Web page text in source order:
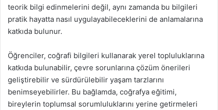
teorik bilgi edinmelerini değil, aynı zamanda bu bilgileri
pratik hayatta nasıl uygulayabileceklerini de anlamalarına
katkıda bulunur.
Öğrenciler, coğrafi bilgileri kullanarak yerel topluluklarına
katkıda bulunabilir, çevre sorunlarına çözüm önerileri
geliştirebilir ve sürdürülebilir yaşam tarzlarını
benimseyebilirler. Bu bağlamda, coğrafya eğitimi,
bireylerin toplumsal sorumluluklarını yerine getirmeleri